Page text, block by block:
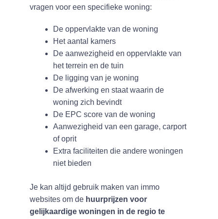
vragen voor een specifieke woning:
De oppervlakte van de woning
Het aantal kamers
De aanwezigheid en oppervlakte van
het terrein en de tuin
De ligging van je woning
De afwerking en staat waarin de
woning zich bevindt
De EPC score van de woning
Aanwezigheid van een garage, carport
of oprit
Extra faciliteiten die andere woningen
niet bieden
Je kan altijd gebruik maken van immo
websites om de huurprijzen voor
gelijkaardige woningen in de regio te